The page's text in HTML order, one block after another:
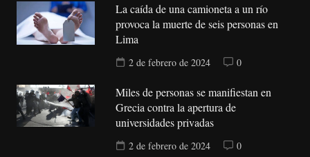
La caída de una camioneta a un río
provoca la muerte de seis personas en
Lima
2 de febrero de 2024 0
Miles de personas se manifiestan en
Grecia contra la apertura de
universidades privadas
2 de febrero de 2024 0